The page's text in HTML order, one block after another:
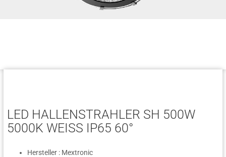
LED HALLENSTRAHLER SH 500W
5000K WEISS IP65 60°
Hersteller : Mextronic